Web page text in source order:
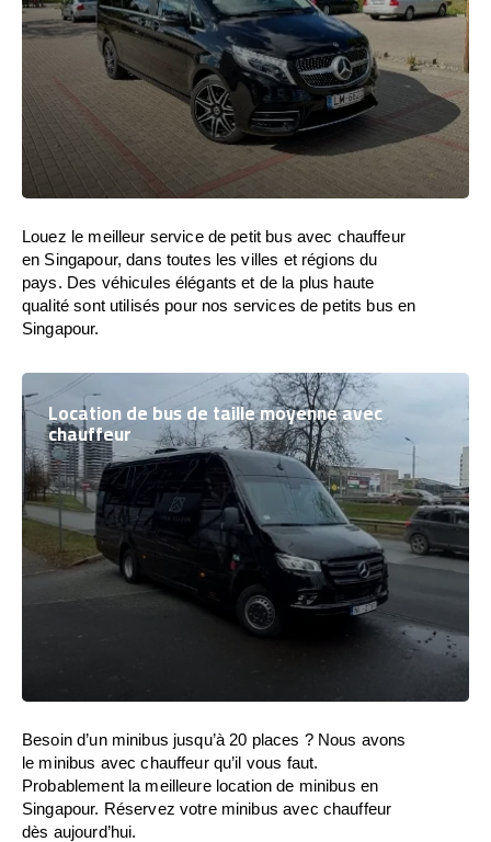
Louez le meilleur service de petit bus avec chauffeur
en Singapour, dans toutes les villes et régions du
pays. Des véhicules élégants et de la plus haute
qualité sont utilisés pour nos services de petits bus en
Singapour.
Location de bus de taille moyenne avec
chauffeur
Besoin d’un minibus jusqu’à 20 places ? Nous avons
le minibus avec chauffeur qu’il vous faut.
Probablement la meilleure location de minibus en
Singapour. Réservez votre minibus avec chauffeur
dès aujourd’hui.